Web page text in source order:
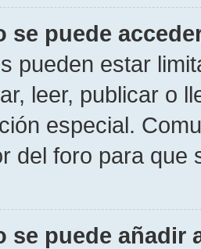
se puede
pueden estar
leer, publicar o
especial.
del foro para que
se puede añadir